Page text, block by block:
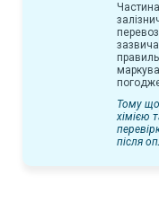
Тому
хімією
після